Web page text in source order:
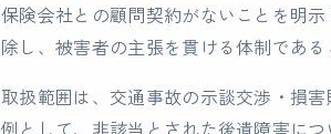
保険会社との顧問契約がないことを明
除し、被害者の主張を貫ける体制である
取扱範囲は、交通事故の示談交渉・損
例として、非該当とされた後遺障害に